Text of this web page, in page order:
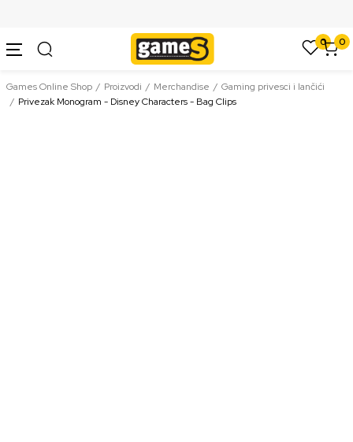
0 0
Games Online Shop Proizvodi Merchandise
Gaming privesci i lančići
Privezak Monogram - Disney Characters - Bag Clips